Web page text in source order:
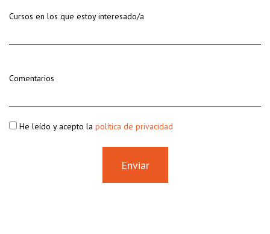
Cursos en los que estoy interesado/a
Comentarios
He leído y acepto la política de privacidad